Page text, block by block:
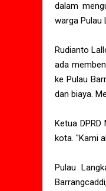
dalam
warga Pulau
Rudianto
ada
ke Pulau
dan biaya.
Ketua
kota. "Kami
Pulau